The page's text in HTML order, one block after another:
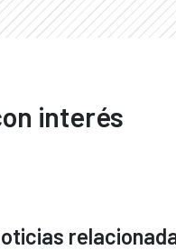
interés